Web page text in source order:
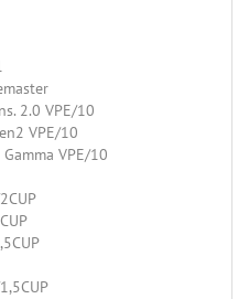
2.0 VPE/10
VPE/10
VPE/10